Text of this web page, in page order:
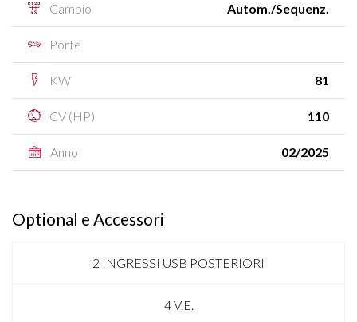
Cambio Autom./Sequenz.
Porte
KW 81
CV (HP) 110
Anno 02/2025
Optional e Accessori
2 INGRESSI USB POSTERIORI
4 V.E.